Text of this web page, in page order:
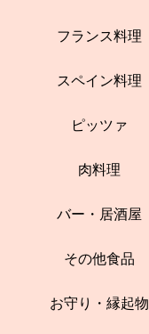
フランス料理
スペイン料理
ピッツァ
肉料理
バー・居酒屋
その他食品
お守り・縁起物